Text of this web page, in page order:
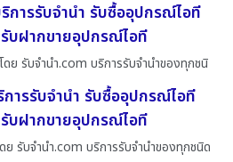
การรับจำนำ รับซื้ออุปกรณ์ไอที
บฝากขายอุปกรณ์ไอที
ดย รับจํานํา.com บริการรับจำนำของทุกชนิ
ารรับจำนำ รับซื้ออุปกรณ์ไอที
บฝากขายอุปกรณ์ไอที
ย รับจํานํา.com บริการรับจำนำของทุกชนิด